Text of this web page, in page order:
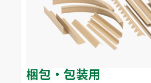
梱包・包装用